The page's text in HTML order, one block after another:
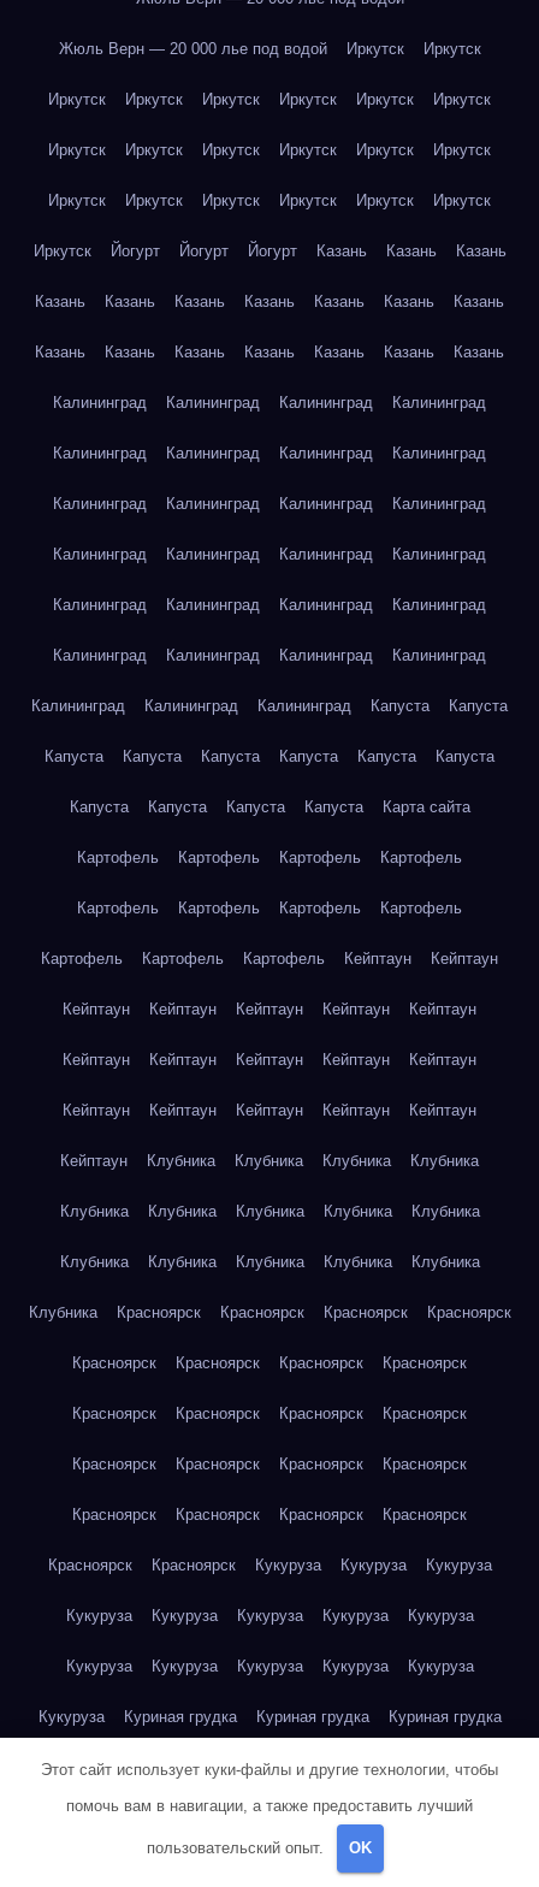
Жюль Верн — 20 000 лье под водой Иркутск Иркутск
Иркутск Иркутск Иркутск Иркутск Иркутск Иркутск
Иркутск Иркутск Иркутск Иркутск Иркутск Иркутск
Иркутск Иркутск Иркутск Иркутск Иркутск Иркутск
Иркутск Йогурт Йогурт Йогурт Казань Казань Казань
Казань Казань Казань Казань Казань Казань Казань
Казань Казань Казань Казань Казань Казань Казань
Калининград Калининград Калининград Калининград
Калининград Калининград Калининград Калининград
Калининград Калининград Калининград Калининград
Калининград Калининград Калининград Калининград
Калининград Калининград Калининград Калининград
Калининград Калининград Калининград Калининград
Калининград Калининград Калининград Капуста Капуста
Капуста Капуста Капуста Капуста Капуста Капуста
Капуста Капуста Капуста Капуста Карта сайта
Картофель Картофель Картофель Картофель
Картофель Картофель Картофель Картофель
Картофель Картофель Картофель Кейптаун Кейптаун
Кейптаун Кейптаун Кейптаун Кейптаун Кейптаун
Кейптаун Кейптаун Кейптаун Кейптаун Кейптаун
Кейптаун Кейптаун Кейптаун Кейптаун Кейптаун
Кейптаун Клубника Клубника Клубника Клубника
Клубника Клубника Клубника Клубника Клубника
Клубника Клубника Клубника Клубника Клубника
Клубника Красноярск Красноярск Красноярск Красноярск
Красноярск Красноярск Красноярск Красноярск
Красноярск Красноярск Красноярск Красноярск
Красноярск Красноярск Красноярск Красноярск
Красноярск Красноярск Красноярск Красноярск
Красноярск Красноярск Кукуруза Кукуруза Кукуруза
Кукуруза Кукуруза Кукуруза Кукуруза Кукуруза
Кукуруза Кукуруза Кукуруза Кукуруза Кукуруза
Кукуруза Куриная грудка Куриная грудка Куриная грудка
Куриная грудка Куриная грудка Куриная грудка
Куриная грудка Куриная грудка
Куриная грудка
Этот сайт использует куки-файлы и другие технологии, чтобы
помочь вам в навигации, а также предоставить лучший
пользовательский опыт. OK